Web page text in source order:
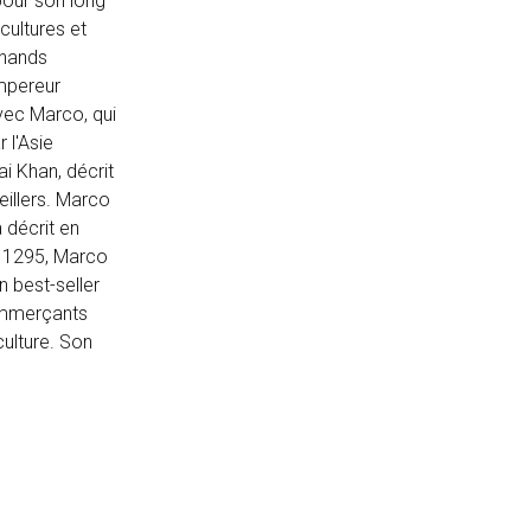
et
Marco, qui
l'Asie
Khan, décrit
Marco
décrit en
Marco
best-seller
Son